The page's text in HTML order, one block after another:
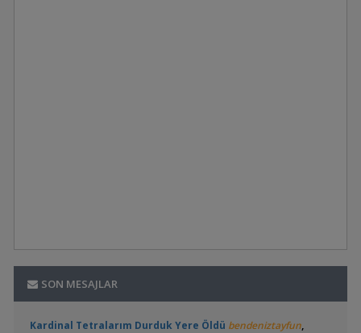
SON MESAJLAR
Kardinal Tetralarım Durduk Yere Öldü bendeniztayfun,